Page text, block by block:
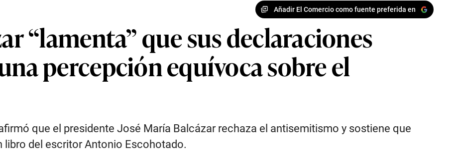
Añadir El Comercio como fuente preferida en
“lamenta” que sus declaraciones
percepción equívoca sobre el
que el presidente José María Balcázar rechaza el antisemitismo y sostiene que
libro del escritor Antonio Escohotado.